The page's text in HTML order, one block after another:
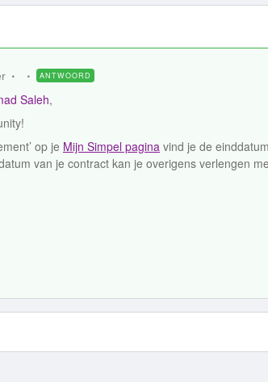
ANTWOORD
Saleh,
op je Mijn Simpel pagina vind je de
van je contract kan je overigens verlengen